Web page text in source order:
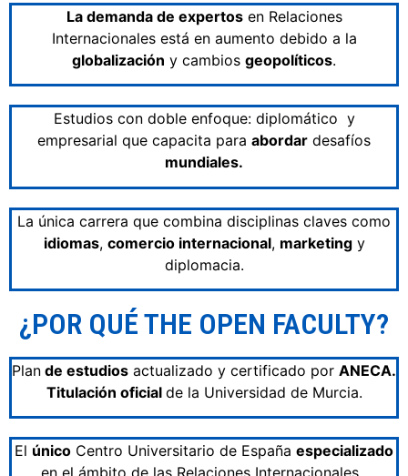
La demanda de expertosen Relaciones
Internacionales está en aumento debido a la
globalización y cambios geopolíticos.
Estudios con doble enfoque: diplomático y
empresarial que capacita para abordar desafíos
mundiales.
La única carrera que combina disciplinas claves como
idiomas, comercio internacional, marketingy
diplomacia.
¿POR QUÉ THE OPEN FACULTY?
Plan de estudios actualizado y certificado por ANECA.
Titulación oficial de la Universidad de Murcia.
El único Centro Universitario de España especializado